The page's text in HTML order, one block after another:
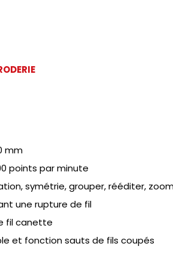
mm
points par minute
symétrie, grouper, rééditer,
une rupture de fil
fil canette
et fonction sauts de fils coupés